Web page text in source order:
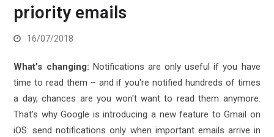
priority emails
16/07/2018
What’s changing: Notifications are only useful if you have
time to read them – and if you're notified hundreds of times
a day, chances are you won't want to read them anymore.
That's why Google is introducing a new feature to Gmail on
iOS: send notifications only when important emails arrive in